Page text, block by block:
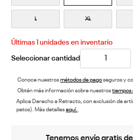
L XL
Últimas unidades en inventario
Conoce nuestrosmétodos de pagoseguros y
Obtén más información sobre nuestrostiempos
Aplica Derecho a Retracto, con exclusión de
petos). Más detallesaquí..